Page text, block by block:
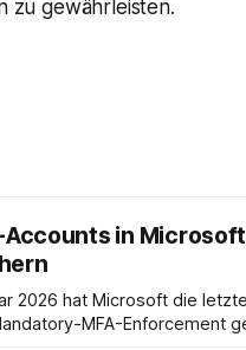
zu gewährleisten.
Accounts in
2026 hat Microsoft die
MFA-Enforcement